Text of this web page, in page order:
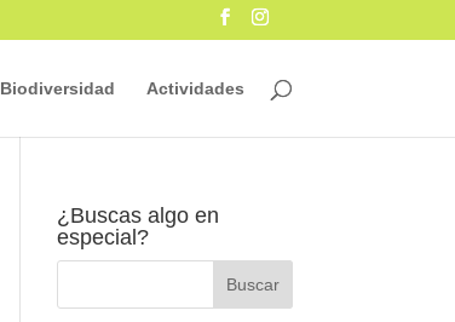
Biodiversidad Actividades
¿Buscas algo en
especial?